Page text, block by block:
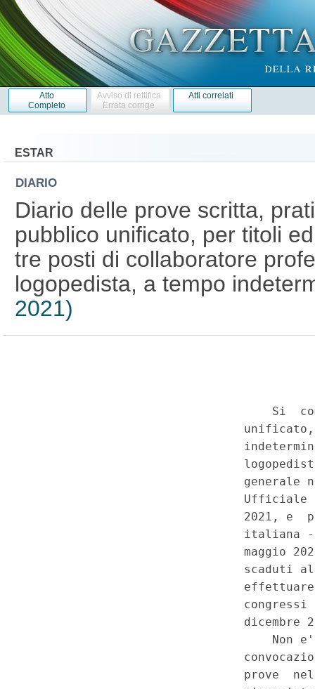
Atto
Completo
Avviso di rettifica
Errata corrige
Atti correlati
ESTAR
DIARIO
Diario delle prove scritta,
pubblico unificato, per titoli
tre posti di collaboratore
logopedista, a tempo
2021)